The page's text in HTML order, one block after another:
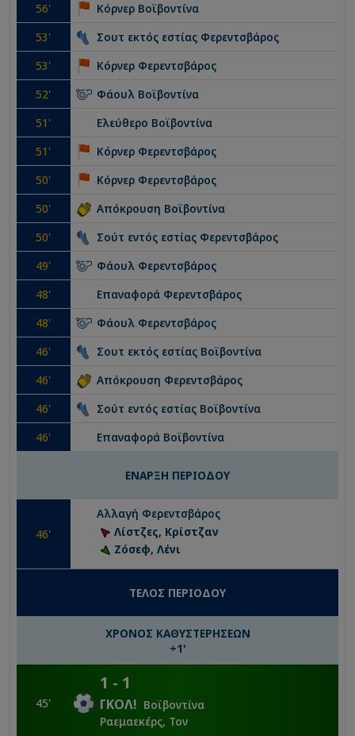
56' Κόρνερ Βοϊβοντίνα
53' Σουτ εκτός εστίας Φερεντσβάρος
53' Κόρνερ Φερεντσβάρος
52' Φάουλ Βοϊβοντίνα
51 ' Ελεύθερο Βοϊβοντίνα
51 ' Κόρνερ Φερεντσβάρος
50' Κόρνερ Φερεντσβάρος
50' Απόκρουση Βοϊβοντίνα
50' Σούτ εντός εστίας Φερεντσβάρος
49' Φάουλ Φερεντσβάρος
48' Επαναφορά Φερεντσβάρος
48' Φάουλ Φερεντσβάρος
46' Σουτ εκτός εστίας Βοϊβοντίνα
46' Απόκρουση Φερεντσβάρος
46' Σούτ εντός εστίας Βοϊβοντίνα
46' Επαναφορά Βοϊβοντίνα
ΕΝΑΡΞΗ ΠΕΡΙΟΔΟΥ
46'
Αλλαγή Φερεντσβάρος
Λίστζες, Κρίστζαν
Ζόσεφ, Λένι
ΤΕΛΟΣ ΠΕΡΙΟΔΟΥ
ΧΡΟΝΟΣ ΚΑΘΥΣΤΕΡΗΣΕΩΝ
+1'
45'
1 - 1
ΓΚΟΛ! Βοϊβοντίνα
Ραεμαεκέρς, Τον